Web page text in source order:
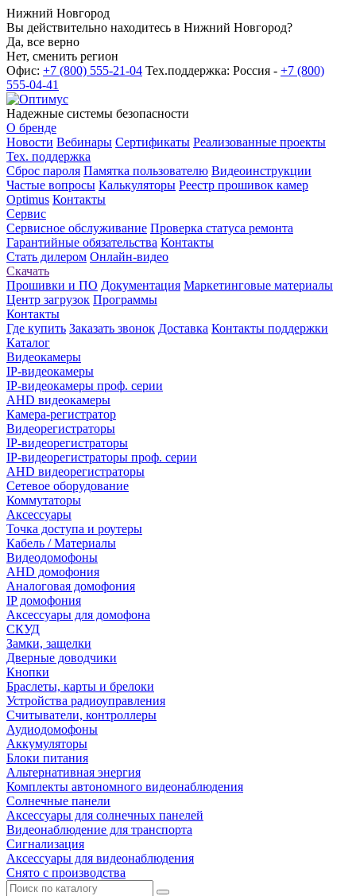
Нижний Новгород
Вы действительно находитесь в Нижний Новгород?
Да, все верно
Нет, сменить регион
Офис: +7 (800) 555-21-04 Тех.поддержка: Россия - +7 (800)
555-04-41
Надежные системы безопасности
О бренде
Новости Вебинары Сертификаты Реализованные проекты
Тех. поддержка
Сброс пароля Памятка пользователю Видеоинструкции
Частые вопросы Калькуляторы Реестр прошивок камер
Optimus Контакты
Сервис
Сервисное обслуживание Проверка статуса ремонта
Гарантийные обязательства Контакты
Стать дилером Онлайн-видео
Скачать
Прошивки и ПО Документация Маркетинговые материалы
Центр загрузок Программы
Контакты
Где купить Заказать звонок Доставка Контакты поддержки
Каталог
Видеокамеры
IP-видеокамеры
IP-видеокамеры проф. серии
AHD видеокамеры
Камера-регистратор
Видеорегистраторы
IP-видеорегистраторы
IP-видеорегистраторы проф. серии
AHD видеорегистраторы
Сетевое оборудование
Коммутаторы
Аксессуары
Точка доступа и роутеры
Кабель / Материалы
Видеодомофоны
AHD домофония
Аналоговая домофония
IP домофония
Аксессуары для домофона
СКУД
Замки, защелки
Дверные доводчики
Кнопки
Браслеты, карты и брелоки
Устройства радиоуправления
Считыватели, контроллеры
Аудиодомофоны
Аккумуляторы
Блоки питания
Альтернативная энергия
Комплекты автономного видеонаблюдения
Солнечные панели
Аксессуары для солнечных панелей
Видеонаблюдение для транспорта
Сигнализация
Аксессуары для видеонаблюдения
Снято с производства